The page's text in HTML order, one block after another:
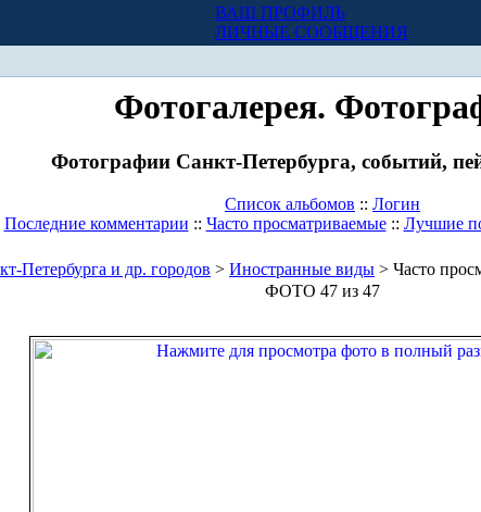
ВАШ ПРОФИЛЬ
ЛИЧНЫЕ СООБЩЕНИЯ
Фотогалерея.
Фотографии Санкт-Петербурга, событий,
Список альбомов :: Логин
Последние комментарии :: Часто просматриваемые:: Лучшие
Петербурга и др. городов > Иностранные виды > Часто
ФОТО 47 из 47